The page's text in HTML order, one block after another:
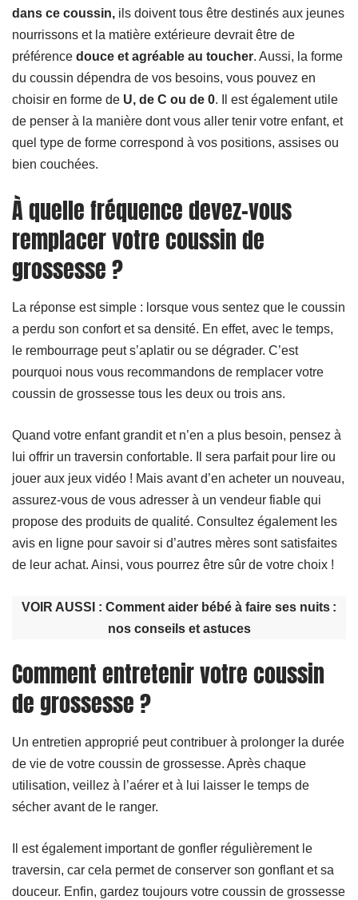
dans ce coussin, ils doivent tous être destinés aux jeunes
nourrissons et la matière extérieure devrait être de
préférence douce et agréable au toucher. Aussi, la forme
du coussin dépendra de vos besoins, vous pouvez en
choisir en forme de U, de C ou de 0. Il est également utile
de penser à la manière dont vous aller tenir votre enfant, et
quel type de forme correspond à vos positions, assises ou
bien couchées.
À quelle fréquence devez-vous
remplacer votre coussin de
grossesse ?
La réponse est simple : lorsque vous sentez que le coussin
a perdu son confort et sa densité. En effet, avec le temps,
le rembourrage peut s’aplatir ou se dégrader. C’est
pourquoi nous vous recommandons de remplacer votre
coussin de grossesse tous les deux ou trois ans.
Quand votre enfant grandit et n’en a plus besoin, pensez à
lui offrir un traversin confortable. Il sera parfait pour lire ou
jouer aux jeux vidéo ! Mais avant d’en acheter un nouveau,
assurez-vous de vous adresser à un vendeur fiable qui
propose des produits de qualité. Consultez également les
avis en ligne pour savoir si d’autres mères sont satisfaites
de leur achat. Ainsi, vous pourrez être sûr de votre choix !
VOIR AUSSI : Comment aider bébé à faire ses nuits :
nos conseils et astuces
Comment entretenir votre coussin
de grossesse ?
Un entretien approprié peut contribuer à prolonger la durée
de vie de votre coussin de grossesse. Après chaque
utilisation, veillez à l’aérer et à lui laisser le temps de
sécher avant de le ranger.
Il est également important de gonfler régulièrement le
traversin, car cela permet de conserver son gonflant et sa
douceur. Enfin, gardez toujours votre coussin de grossesse